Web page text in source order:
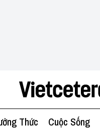
Thức Cuộc Sống